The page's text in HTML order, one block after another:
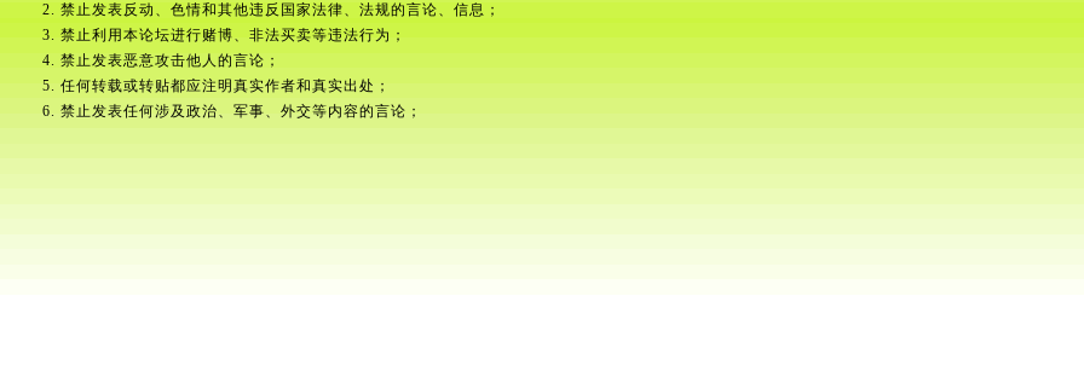
2. 禁止发表反动、色情和其他违反国家法律、法规的言论、信息；
3. 禁止利用本论坛进行赌博、非法买卖等违法行为；
4. 禁止发表恶意攻击他人的言论；
5. 任何转载或转贴都应注明真实作者和真实出处；
6. 禁止发表任何涉及政治、军事、外交等内容的言论；